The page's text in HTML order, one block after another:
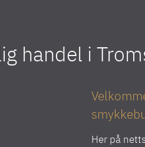
handel i
Her på